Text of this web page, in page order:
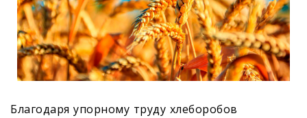
Благодаря упорному труду хлеборобов